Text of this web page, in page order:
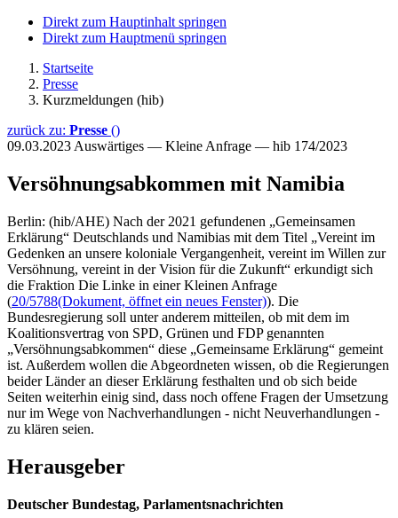
Direkt zum Hauptinhalt springen
Direkt zum Hauptmenü springen
Startseite
Presse
Kurzmeldungen (hib)
zurück zu: Presse ()
09.03.2023 Auswärtiges — Kleine Anfrage — hib 174/2023
Versöhnungsabkommen mit Namibia
Berlin: (hib/AHE) Nach der 2021 gefundenen „Gemeinsamen
Erklärung“ Deutschlands und Namibias mit dem Titel „Vereint im
Gedenken an unsere koloniale Vergangenheit, vereint im Willen zur
Versöhnung, vereint in der Vision für die Zukunft“ erkundigt sich
die Fraktion Die Linke in einer Kleinen Anfrage
(20/5788(Dokument, öffnet ein neues Fenster)). Die
Bundesregierung soll unter anderem mitteilen, ob mit dem im
Koalitionsvertrag von SPD, Grünen und FDP genannten
„Versöhnungsabkommen“ diese „Gemeinsame Erklärung“ gemeint
ist. Außerdem wollen die Abgeordneten wissen, ob die Regierungen
beider Länder an dieser Erklärung festhalten und ob sich beide
Seiten weiterhin einig sind, dass noch offene Fragen der Umsetzung
nur im Wege von Nachverhandlungen - nicht Neuverhandlungen -
zu klären seien.
Herausgeber
Deutscher Bundestag, Parlamentsnachrichten